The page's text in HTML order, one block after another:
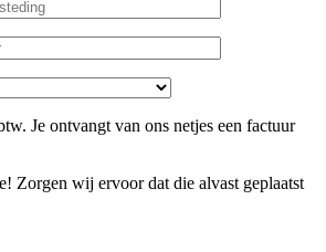
Je ontvangt van ons netjes een factuur
Zorgen wij ervoor dat die alvast geplaatst